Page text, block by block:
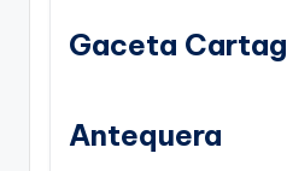
Gaceta
Antequera